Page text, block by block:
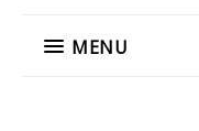
MENU